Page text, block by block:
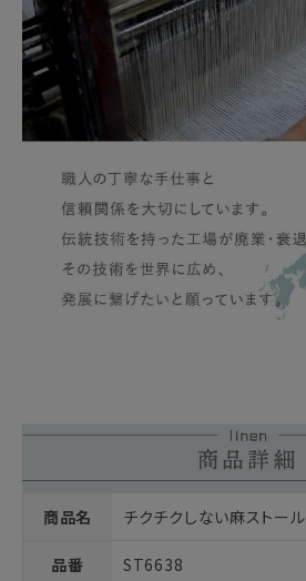
商品名 チクチクしない麻ストール
品番 ST6638